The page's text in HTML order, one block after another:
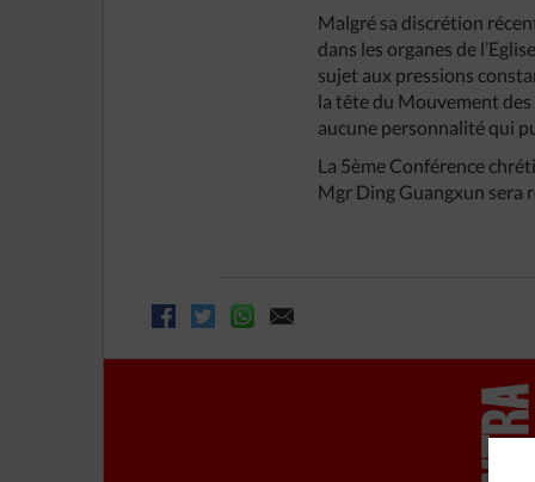
Malgré sa discrétion
dans les organes de
sujet aux pressions
la tête du Mouvement des
aucune personnalité qui
La 5ème Conférence
Mgr Ding Guangxun sera